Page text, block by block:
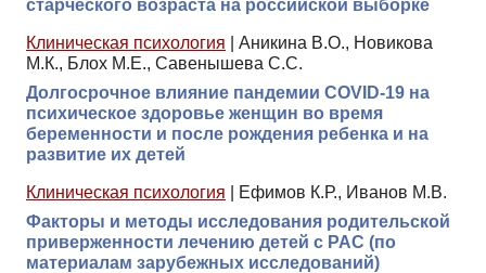
старческого возраста на российской выборке
Клиническая психология
Аникина В.О., Новикова
М.К., Блох М.Е., Савенышева С.С.
Долгосрочное влияние пандемии COVID-19 на
психическое здоровье женщин во время
беременности и после рождения ребенка и на
развитие их детей
Клиническая психология
Ефимов К.Р., Иванов М.В.
Факторы и методы исследования родительской
приверженности лечению детей с РАС (по
материалам зарубежных исследований)